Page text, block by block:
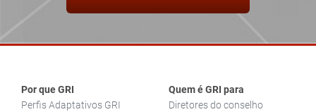
Por que GRI
Perfis Adaptativos GRI
Quem é GRI para
Diretores do conselho